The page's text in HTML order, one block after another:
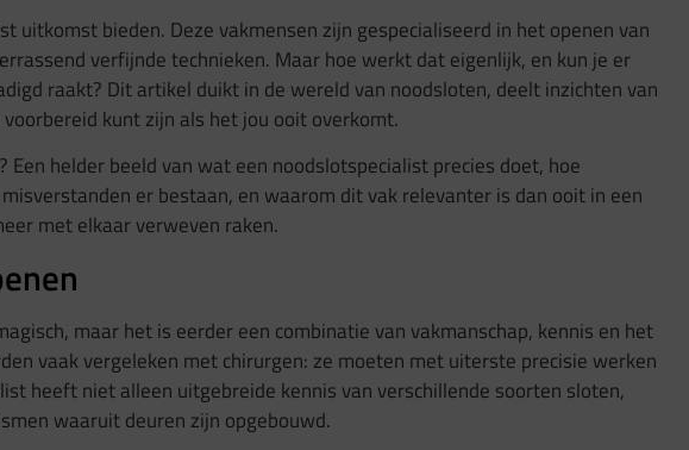
uitkomst bieden. Deze vakmensen zijn gespecialiseerd in het openen van
verfijnde technieken. Maar hoe werkt dat eigenlijk, en kun je er
raakt? Dit artikel duikt in de wereld van noodsloten, deelt inzichten van
kunt zijn als het jou ooit overkomt.
helder beeld van wat een noodslotspecialist precies doet, hoe
er bestaan, en waarom dit vak relevanter is dan ooit in een
met elkaar verweven raken.
maar het is eerder een combinatie van vakmanschap, kennis en het
vaak vergeleken met chirurgen: ze moeten met uiterste precisie werken
heeft niet alleen uitgebreide kennis van verschillende soorten sloten,
waaruit deuren zijn opgebouwd.